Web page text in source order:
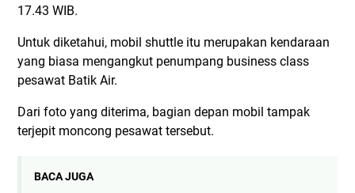
17.43 WIB.
Untuk diketahui, mobil shuttle itu merupakan kendaraan
yang biasa mengangkut penumpang business class
pesawat Batik Air.
Dari foto yang diterima, bagian depan mobil tampak
terjepit moncong pesawat tersebut.
BACA JUGA